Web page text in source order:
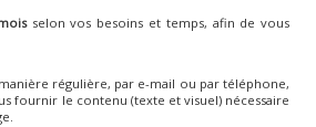
selon vos besoins et temps, afin de vous
régulière, par e-mail ou par téléphone,
fournir le contenu (texte et visuel) nécessaire